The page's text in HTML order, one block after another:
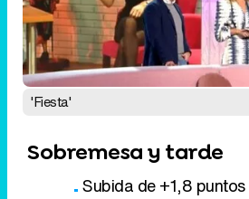
'Fiesta'
Sobremesa y tarde
Subida de +1,8